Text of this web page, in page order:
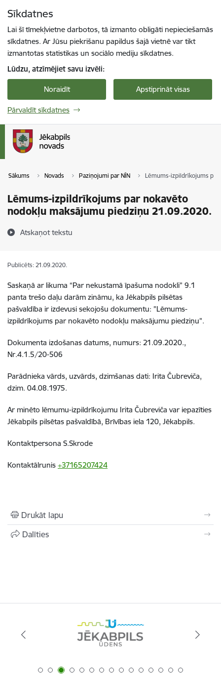
Sīkdatnes
Lai šī tīmekļvietne darbotos, tā izmanto obligāti nepieciešamās
sīkdatnes. Ar Jūsu piekrišanu papildus šajā vietnē var tikt
izmantotas statistikas un sociālo mediju sīkdatnes.
Lūdzu, atzīmējiet savu izvēli:
Noraidīt Apstiprināt visas
Pārvaldīt sīkdatnes
Sākums Novads Paziņojumi par NĪN Lēmums-izpildrīkojums par
Lēmums-izpildrīkojums par nokavēto
nodokļu maksājumu piedziņu 21.09.2020.
Atskaņot tekstu
Publicēts: 21.09.2020.
Saskaņā ar likuma “Par nekustamā īpašuma nodokli” 9.1
panta trešo daļu darām zināmu, ka Jēkabpils pilsētas
pašvaldība ir izdevusi sekojošu dokumentu: "Lēmums-
izpildrīkojums par nokavēto nodokļu maksājumu piedziņu".
Dokumenta izdošanas datums, numurs: 21.09.2020.,
Nr.4.1.5/20-506
Parādnieka vārds, uzvārds, dzimšanas dati: Irita Čubreviča,
dzim. 04.08.1975.
Ar minēto lēmumu-izpildrīkojumu Irita Čubreviča var iepazīties
Jēkabpils pilsētas pašvaldībā, Brīvības iela 120, Jēkabpils.
Kontaktpersona S.Skrode
Kontaktālrunis +37165207424
Drukāt lapu
Dalīties